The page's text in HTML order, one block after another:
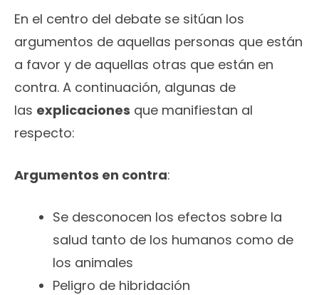
En el centro del debate se sitúan los
argumentos de aquellas personas que están
a favor y de aquellas otras que están en
contra. A continuación, algunas de
las explicaciones que manifiestan al
respecto:
Argumentos en contra:
Se desconocen los efectos sobre la
salud tanto de los humanos como de
los animales
Peligro de hibridación